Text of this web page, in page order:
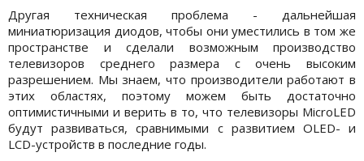
Другая техническая проблема - дальнейшая
миниатюризация диодов, чтобы они уместились в том же
пространстве и сделали возможным производство
телевизоров среднего размера с очень высоким
разрешением. Мы знаем, что производители работают в
этих областях, поэтому можем быть достаточно
оптимистичными и верить в то, что телевизоры MicroLED
будут развиваться, сравнимыми с развитием OLED- и
LCD-устройств в последние годы.